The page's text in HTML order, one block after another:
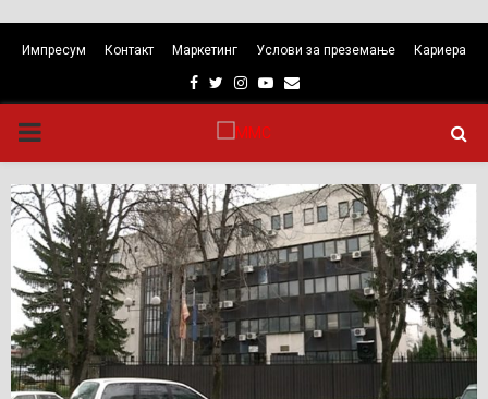
Импресум Контакт Маркетинг Услови за преземање Кариера
Facebook
TwitterInstagram
Youtube
Email
PRIMARY
MENU